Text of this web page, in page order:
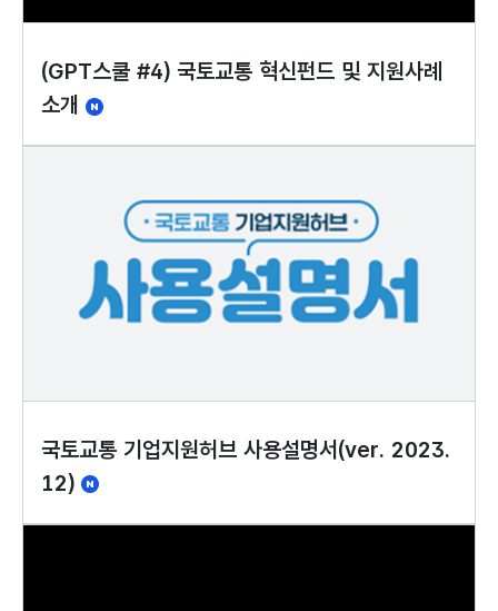
(GPT스쿨 #4) 국토교통 혁신펀드 및 지원사례
소개
국토교통 기업지원허브 사용설명서(ver. 2023.
12)